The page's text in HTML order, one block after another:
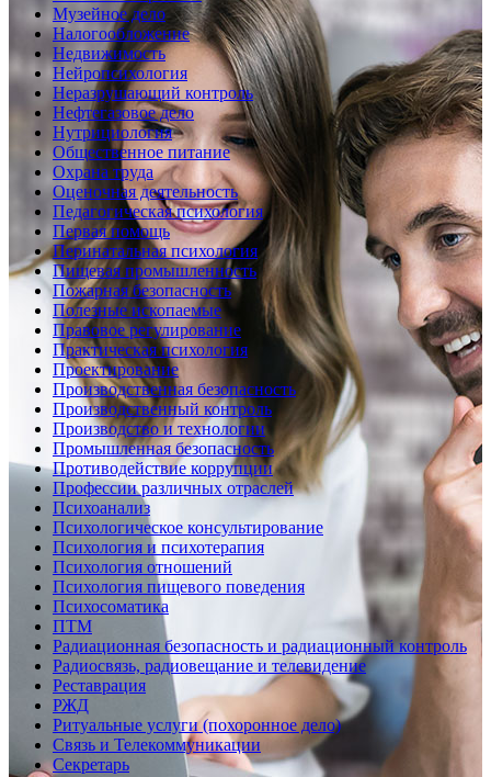
Музейное дело
Налогообложение
Недвижимость
Нейропсихология
Неразрушающий контроль
Нефтегазовое дело
Нутрициология
Общественное питание
Охрана труда
Оценочная деятельность
Педагогическая психология
Первая помощь
Перинатальная психология
Пищевая промышленность
Пожарная безопасность
Полезные ископаемые
Правовое регулирование
Практическая психология
Проектирование
Производственная безопасность
Производственный контроль
Производство и технологии
Промышленная безопасность
Противодействие коррупции
Профессии различных отраслей
Психоанализ
Психологическое консультирование
Психология и психотерапия
Психология отношений
Психология пищевого поведения
Психосоматика
ПТМ
Радиационная безопасность и радиационный контроль
Радиосвязь, радиовещание и телевидение
Реставрация
РЖД
Ритуальные услуги (похоронное дело)
Связь и Телекоммуникации
Секретарь